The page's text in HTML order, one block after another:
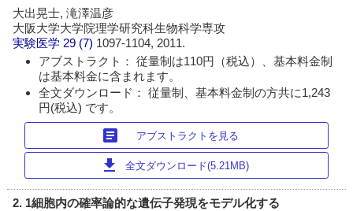
大出晃士, 滝澤温彦
大阪大学大学院理学研究科生物科学専攻
実験医学 29 (7) 1097-1104, 2011.
アブストラクト： 従量制は110円（税込）、基本料金制
は基本料金に含まれます。
全文ダウンロード： 従量制、基本料金制の方共に1,243
円(税込) です。
article アブストラクトを見る
download 全文ダウンロード(5.21MB)
2. 1細胞内の確率論的な遺伝子発現をモデル化する